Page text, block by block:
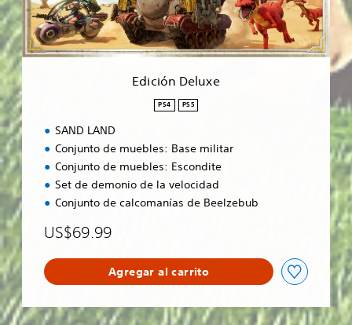
e
l
u
x
Edición Deluxe
PS4 PS5
SAND LAND
Conjunto de muebles: Base militar
Conjunto de muebles: Escondite
Set de demonio de la velocidad
Conjunto de calcomanías de Beelzebub
US$69.99
Agregar al carrito